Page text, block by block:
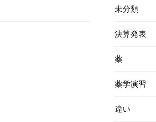
未分類
決算発表
薬
薬学演習
違い